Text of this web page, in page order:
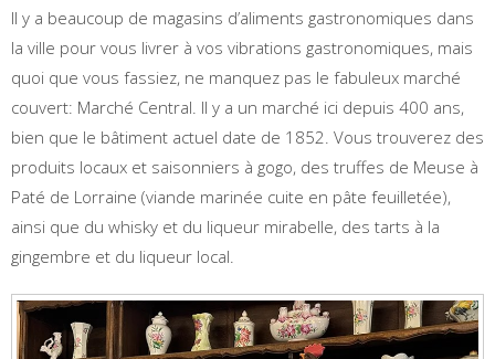
Il y a beaucoup de magasins d’aliments gastronomiques dans
la ville pour vous livrer à vos vibrations gastronomiques, mais
quoi que vous fassiez, ne manquez pas le fabuleux marché
couvert: Marché Central. Il y a un marché ici depuis 400 ans,
bien que le bâtiment actuel date de 1852. Vous trouverez des
produits locaux et saisonniers à gogo, des truffes de Meuse à
Paté de Lorraine (viande marinée cuite en pâte feuilletée),
ainsi que du whisky et du liqueur mirabelle, des tarts à la
gingembre et du liqueur local.